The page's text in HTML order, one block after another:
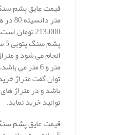
متر
213.000
متر و 6 متر می
توان گفت متراژ
باشد و در متراژ
توانید خرید نماید.
قیمت عایق پشم